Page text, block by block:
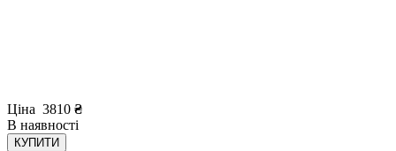
Ціна 3810 ₴
В наявності
КУПИТИ